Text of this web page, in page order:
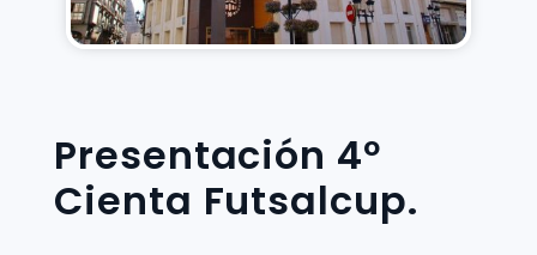
Presentación 4º
Cienta Futsalcup.